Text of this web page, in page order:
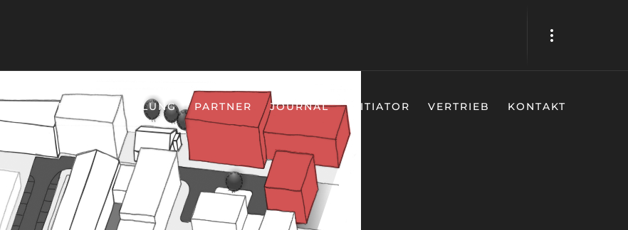
HISTORIE ENTWICKLUNG PARTNER JOURNAL INITIATOR VERTRIEB KONTAKT